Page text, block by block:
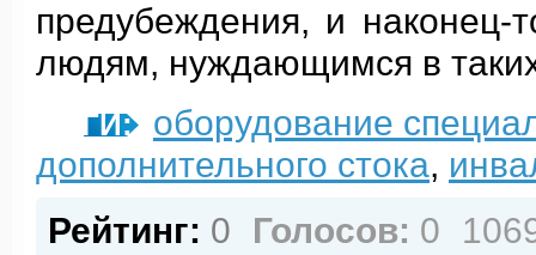
предубеждения, и
людям, нуждающимся в
ТЕГИ:
оборудование
дополнительного стока,
Рейтинг: 0 Голосов: 0